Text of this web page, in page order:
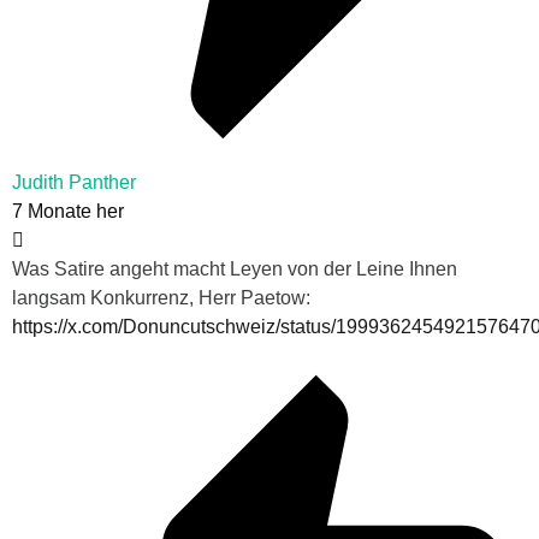
Judith Panther
7 Monate her
Was Satire angeht macht Leyen von der Leine Ihnen
langsam Konkurrenz, Herr Paetow:
https://x.com/Donuncutschweiz/status/